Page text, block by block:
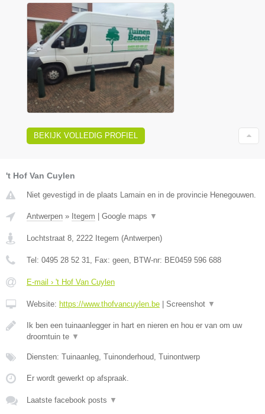
BEKIJK VOLLEDIG PROFIEL
't Hof Van Cuylen
Niet gevestigd in de plaats Lamain en in de provincie Henegouwen.
Antwerpen » Itegem Google maps ▼
Lochtstraat 8, 2222 Itegem (Antwerpen)
Tel: 0495 28 52 31, Fax: geen, BTW-nr: BE0459 596 688
E-mail › 't Hof Van Cuylen
Website: https://www.thofvancuylen.be Screenshot ▼
Ik ben een tuinaanlegger in hart en nieren en hou er van om uw
droomtuin te ▼
Diensten: Tuinaanleg, Tuinonderhoud, Tuinontwerp
Er wordt gewerkt op afspraak.
Laatste facebook posts ▼